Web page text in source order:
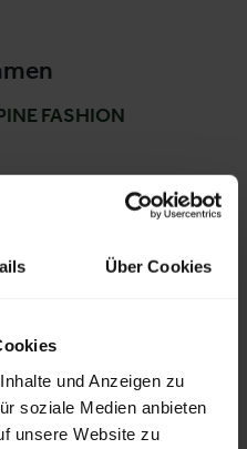
Über Cookies
und Anzeigen zu
soziale Medien anbieten
unsere Website zu
FASHION
Aussteller
für Herren